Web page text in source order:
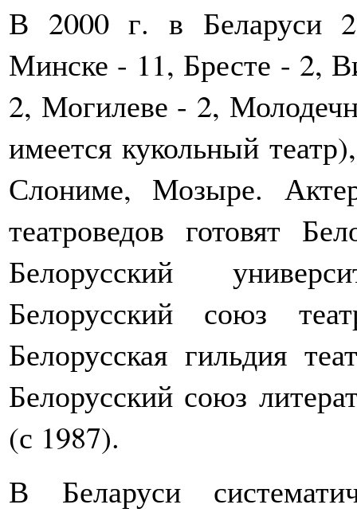
В 2000 г. в Беларуси
Минске - 11, Бресте - 2,
2, Могилеве - 2,
имеется кукольный
Слониме, Мозыре.
театроведов готовят
Белорусский
Белорусский союз
Белорусская гильдия
Белорусский союз
(с 1987).
В Беларуси